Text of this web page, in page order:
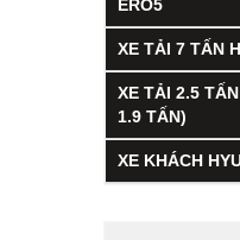
ERO5
XE TẢI 7 TẤN
XE TẢI 2.5
1.9 TẤN)
XE KHÁCH